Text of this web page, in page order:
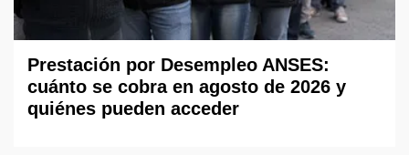
Prestación por Desempleo ANSES:
cuánto se cobra en agosto de 2026 y
quiénes pueden acceder